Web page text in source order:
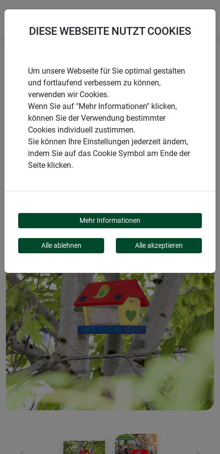
Startseite
Windhager Kids
WOODPECKER Bird House Kit
PRODUKTE
WOODPECKER BIRD
HOUSE KIT
DIESE WEBSEITE NUTZT COOKIES
Um unsere Webseite für Sie optimal gestalten
und fortlaufend verbessern zu können,
verwenden wir Cookies.
Wenn Sie auf "Mehr Informationen" klicken,
können Sie der Verwendung bestimmter
Cookies individuell zustimmen.
Sie können Ihre Einstellungen jederzeit ändern,
indem Sie auf das Cookie Symbol am Ende der
Seite klicken.
Mehr Informationen
Alle ablehnen Alle akzeptieren